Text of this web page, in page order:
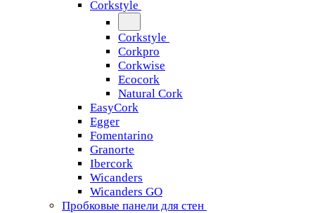
Corkstyle
Corkstyle
Corkpro
Corkwise
Ecocork
Natural Cork
EasyCork
Egger
Fomentarino
Granorte
Ibercork
Wicanders
Wicanders GO
Пробковые панели для стен